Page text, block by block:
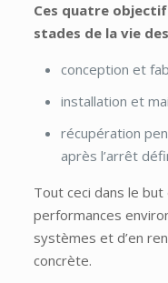
Ces quatre
stades de la vie
conception et
installation et
récupération
après l’arrêt
Tout ceci dans le but
performances
systèmes et d’en
concrète.